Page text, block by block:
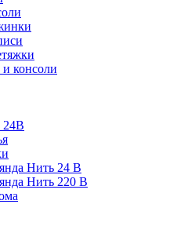
консоли
24В
Нить 24 В
Нить 220 В